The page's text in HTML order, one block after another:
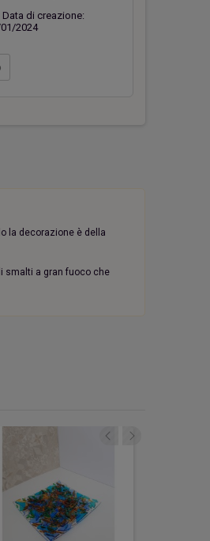
Data di creazione:
2024
la decorazione è della
smalti a gran fuoco che